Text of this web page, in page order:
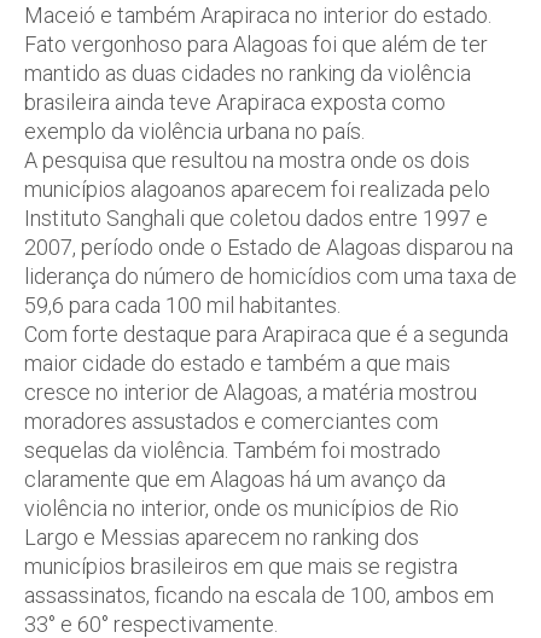
Maceió e também Arapiraca no interior do estado.
Fato vergonhoso para Alagoas foi que além de ter
mantido as duas cidades no ranking da violência
brasileira ainda teve Arapiraca exposta como
exemplo da violência urbana no país.
A pesquisa que resultou na mostra onde os dois
municípios alagoanos aparecem foi realizada pelo
Instituto Sanghali que coletou dados entre 1997 e
2007, período onde o Estado de Alagoas disparou na
liderança do número de homicídios com uma taxa de
59,6 para cada 100 mil habitantes.
Com forte destaque para Arapiraca que é a segunda
maior cidade do estado e também a que mais
cresce no interior de Alagoas, a matéria mostrou
moradores assustados e comerciantes com
sequelas da violência. Também foi mostrado
claramente que em Alagoas há um avanço da
violência no interior, onde os municípios de Rio
Largo e Messias aparecem no ranking dos
municípios brasileiros em que mais se registra
assassinatos, ficando na escala de 100, ambos em
33° e 60° respectivamente.